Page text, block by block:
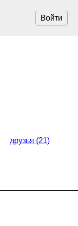
Войти
друзья (21)